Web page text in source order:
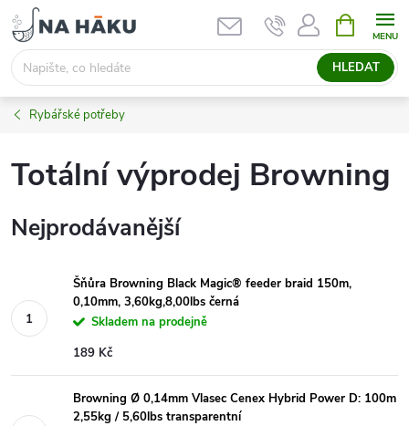
Přejít
na
obsah
HLEDAT
NÁKUPNÍ
KOŠÍK
Rybářské potřeby
Totální výprodej Browning
Nejprodávanější
Šňůra Browning Black Magic® feeder braid 150m,
0,10mm, 3,60kg,8,00lbs černá
Skladem na prodejně
189 Kč
Browning Ø 0,14mm Vlasec Cenex Hybrid Power D: 100m
2,55kg / 5,60lbs transparentní